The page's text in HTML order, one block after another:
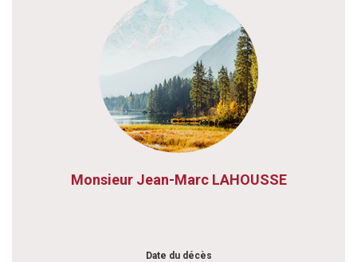
Monsieur Jean-Marc LAHOUSSE
Date du décès